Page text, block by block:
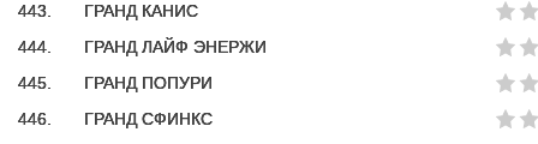
443.
ГРАНД КАНИС
444.
ГРАНД ЛАЙФ ЭНЕРЖИ
445.
ГРАНД ПОПУРИ
446.
ГРАНД СФИНКС